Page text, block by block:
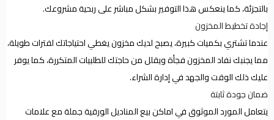
بالتجزئة، كما ينعكس هذا التوفير بشكل مباشر على ربحية مشروعك.
إجادة تخطيط المخزون
عندما تشتري بكميات كبيرة، يصبح لديك مخزون يغطي احتياجاتك لفترات طويلة،
مما يجنبك نفاد المخزون فجأة ويقلل من حاجتك للطلبيات المتكررة، كما يوفر
عليك ذلك الوقت والجهد في إدارة الشراء.
ضمان جودة ثابتة
يتعامل المورد الموثوق في اماكن بيع المناديل الورقية جملة مع علامات